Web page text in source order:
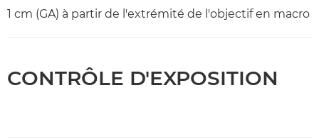
1 cm (GA) à partir de l'extrémité de l'objectif en macro
CONTRÔLE D'EXPOSITION